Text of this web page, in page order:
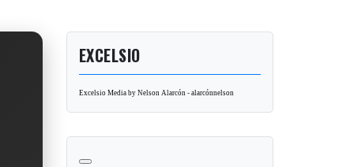
EXCELSIO
Excelsio Media by Nelson Alarcón - alarcónnelson